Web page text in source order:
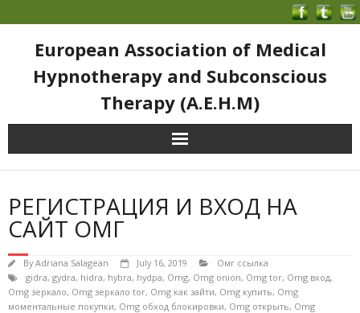
European Association of Medical
Hypnotherapy and Subconscious
Therapy (A.E.H.M)
РЕГИСТРАЦИЯ И ВХОД НА
САЙТ ОМГ
ByAdriana Salagean July 16, 2019
Омг ссылка
gidra, gydra, hidra, hybra, hydpa, Omg, Omg onion, Omg tor, Omg вход,
Omg зеркало, Omg зеркало tor, Omg как зайти, Omg купить, Omg
моментальные покупки, Omg обход блокировки, Omg открыть, Omg